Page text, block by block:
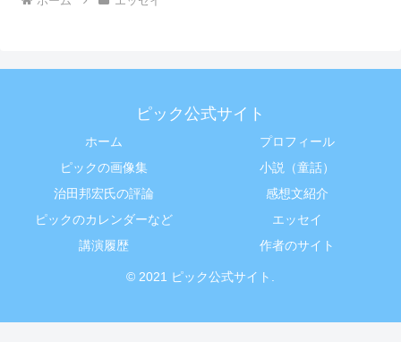
ピック公式サイト
ホーム
プロフィール
ピックの画像集
小説（童話）
治田邦宏氏の評論
感想文紹介
ピックのカレンダーなど
エッセイ
講演履歴
作者のサイト
© 2021 ピック公式サイト.